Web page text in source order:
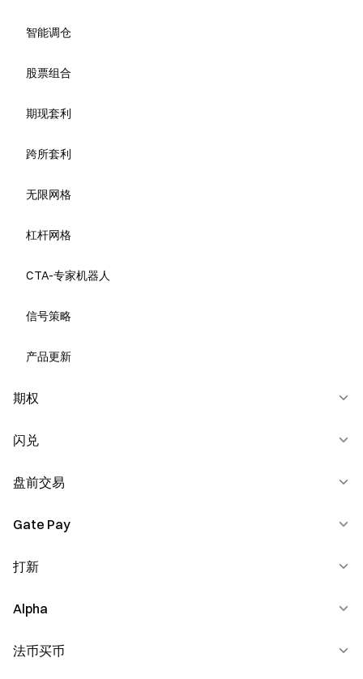
智能调仓
股票组合
期现套利
跨所套利
无限网格
杠杆网格
CTA-专家机器人
信号策略
产品更新
期权
新手介绍
交易委托类型
基础知识
期权交易规则
期权组合策略
期权平台功能
闪兑
闪兑交易
盘前交易
盘前交易入门必读
Gate Pay
Gate Pay 使用说明
Gate 加密货币礼品卡使用说明
商家接入说明
打新
Gate Launchpool
Gate Launchpad
Alpha
新手指南
法币买币